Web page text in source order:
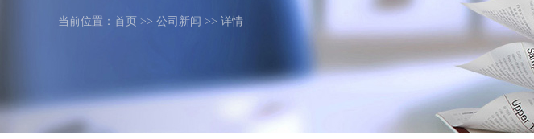
当前位置： 首页 >> 公司新闻 >> 详情